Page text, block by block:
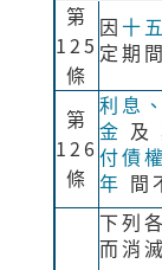
第
125
條
因十
定期
第
126
條
利息
金 及
付債
年 間
下列
而消